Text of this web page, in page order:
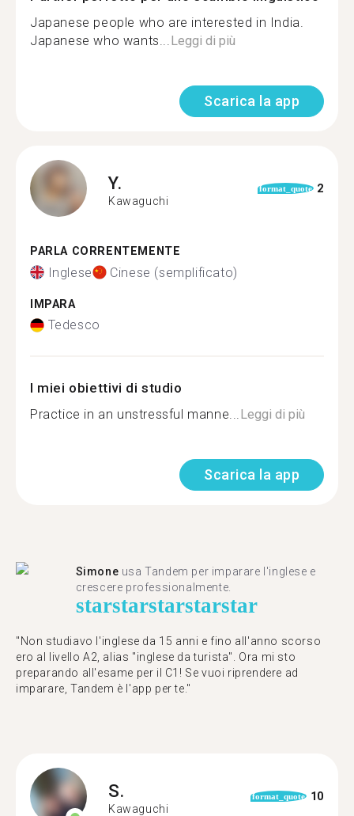
Japanese people who are interested in India.
Japanese who wants...Leggi di più
Scarica la app
Y.
Kawaguchi
format_quote 2
PARLA CORRENTEMENTE
Inglese Cinese (semplificato)
IMPARA
Tedesco
I miei obiettivi di studio
Practice in an unstressful manne...Leggi di più
Scarica la app
Simone usa Tandem per imparare l'inglese e
crescere professionalmente.
starstarstarstarstar
"Non studiavo l'inglese da 15 anni e fino all'anno scorso
ero al livello A2, alias "inglese da turista". Ora mi sto
preparando all'esame per il C1! Se vuoi riprendere ad
imparare, Tandem è l'app per te."
S.
Kawaguchi
format_quote 10